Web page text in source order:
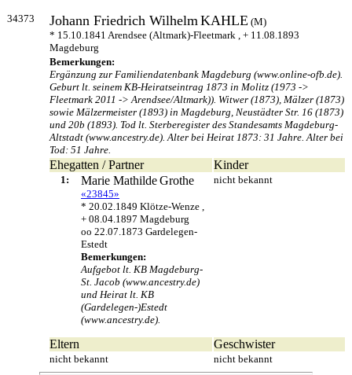
34373 Johann Friedrich WilhelmKAHLE (M)
* 15.10.1841 Arendsee (Altmark)-Fleetmark , + 11.08.1893
Magdeburg
Bemerkungen:
Ergänzung zur Familiendatenbank Magdeburg (www.online-ofb.de).
Geburt lt. seinem KB-Heiratseintrag 1873 in Molitz (1973 ->
Fleetmark 2011 -> Arendsee/Altmark)). Witwer (1873), Mälzer (1873)
sowie Mälzermeister (1893) in Magdeburg, Neustädter Str. 16 (1873)
und 20b (1893). Tod lt. Sterberegister des Standesamts Magdeburg-
Altstadt (www.ancestry.de). Alter bei Heirat 1873: 31 Jahre. Alter bei
Tod: 51 Jahre.
Ehegatten / Partner Kinder
1: Marie MathildeGrothe
«23845»
* 20.02.1849 Klötze-Wenze ,
+ 08.04.1897 Magdeburg
oo 22.07.1873 Gardelegen-
Estedt
Bemerkungen:
Aufgebot lt. KB Magdeburg-
St. Jacob (www.ancestry.de)
und Heirat lt. KB
(Gardelegen-)Estedt
(www.ancestry.de).
nicht bekannt
Eltern Geschwister
nicht bekannt nicht bekannt